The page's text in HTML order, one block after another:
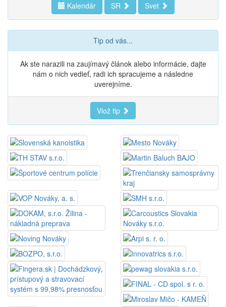
Kalendár SR Svet
Tip od vás...
Ak ste narazili na zaujímavý článok alebo informácie, dajte
nám o nich vedieť, radi ich spracujeme a následne
uverejníme.
Vlož tip